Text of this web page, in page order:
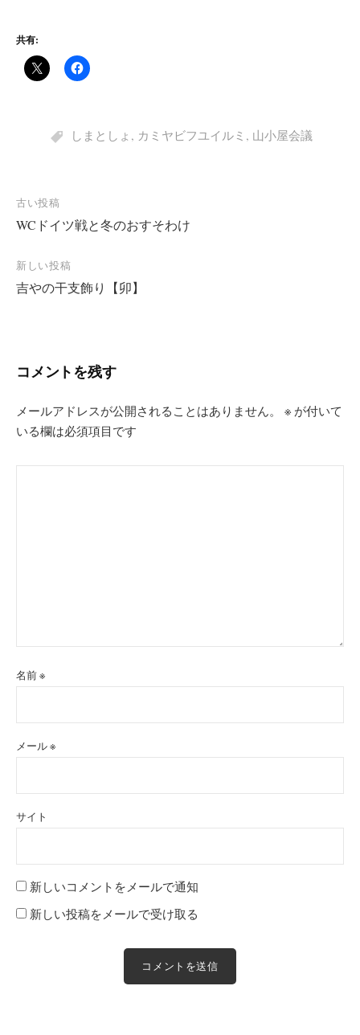
共有:
しまとしょ , カミヤビフユイルミ , 山小屋会議
投
稿
ナ
ビ
ゲ
ョ
古い投稿
WCドイツ戦と冬のおすそわけ
新しい投稿
吉やの干支飾り【卯】
コメントを残す
メールアドレスが公開されることはありません。 ※ が付いて
いる欄は必須項目です
名前※
メール※
サイト
新しいコメントをメールで通知
新しい投稿をメールで受け取る